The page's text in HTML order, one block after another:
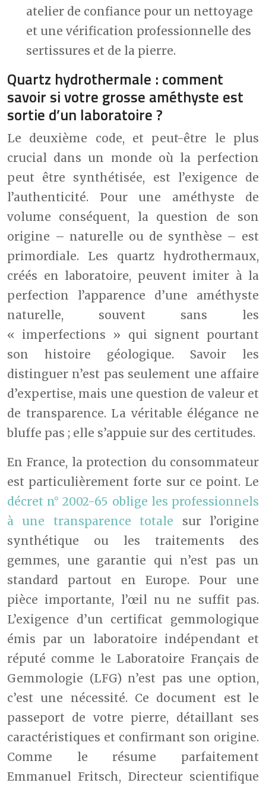
atelier de confiance pour un nettoyage
et une vérification professionnelle des
sertissures et de la pierre.
Quartz hydrothermale : comment
savoir si votre grosse améthyste est
sortie d’un laboratoire ?
Le deuxième code, et peut-être le plus
crucial dans un monde où la perfection
peut être synthétisée, est l’exigence de
l’authenticité. Pour une améthyste de
volume conséquent, la question de son
origine – naturelle ou de synthèse – est
primordiale. Les quartz hydrothermaux,
créés en laboratoire, peuvent imiter à la
perfection l’apparence d’une améthyste
naturelle, souvent sans les
« imperfections » qui signent pourtant
son histoire géologique. Savoir les
distinguer n’est pas seulement une affaire
d’expertise, mais une question de valeur et
de transparence. La véritable élégance ne
bluffe pas ; elle s’appuie sur des certitudes.
En France, la protection du consommateur
est particulièrement forte sur ce point. Le
décret n° 2002-65 oblige les professionnels
à une transparence totale sur l’origine
synthétique ou les traitements des
gemmes, une garantie qui n’est pas un
standard partout en Europe. Pour une
pièce importante, l’œil nu ne suffit pas.
L’exigence d’un certificat gemmologique
émis par un laboratoire indépendant et
réputé comme le Laboratoire Français de
Gemmologie (LFG) n’est pas une option,
c’est une nécessité. Ce document est le
passeport de votre pierre, détaillant ses
caractéristiques et confirmant son origine.
Comme le résume parfaitement
Emmanuel Fritsch, Directeur scientifique